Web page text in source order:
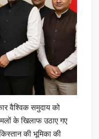
वैश्विक समुदाय को
के खिलाफ उठाए गए
की भूमिका की